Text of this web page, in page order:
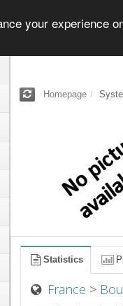
your experience
Homepage
Statistics
France >